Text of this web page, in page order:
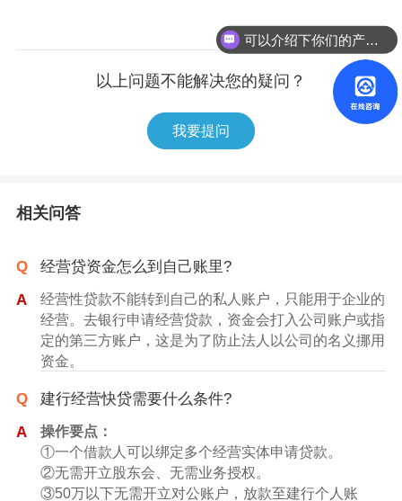
以上问题不能解决您的疑问？
我要提问
相关问答
Q
经营贷资金怎么到自己账里?
A
经营性贷款不能转到自己的私人账户，只能用于企业的
经营。去银行申请经营贷款，资金会打入公司账户或指
定的第三方账户，这是为了防止法人以公司的名义挪用
资金。
咨询贷款银行的政策，并遵循合法合规的原则，确保不
会触犯法律。此外，应该合理使用资金，避免将贷款用
于不正当用途，以避免造成企业财务状况的恶化。
Q
建行经营快贷需要什么条件?
A
操作要点：
①一个借款人可以绑定多个经营实体申请贷款。
②无需开立股东会、无需业务授权。
③50万以下无需开立对公账户，放款至建行个人账
可以介绍下你们的产品么？